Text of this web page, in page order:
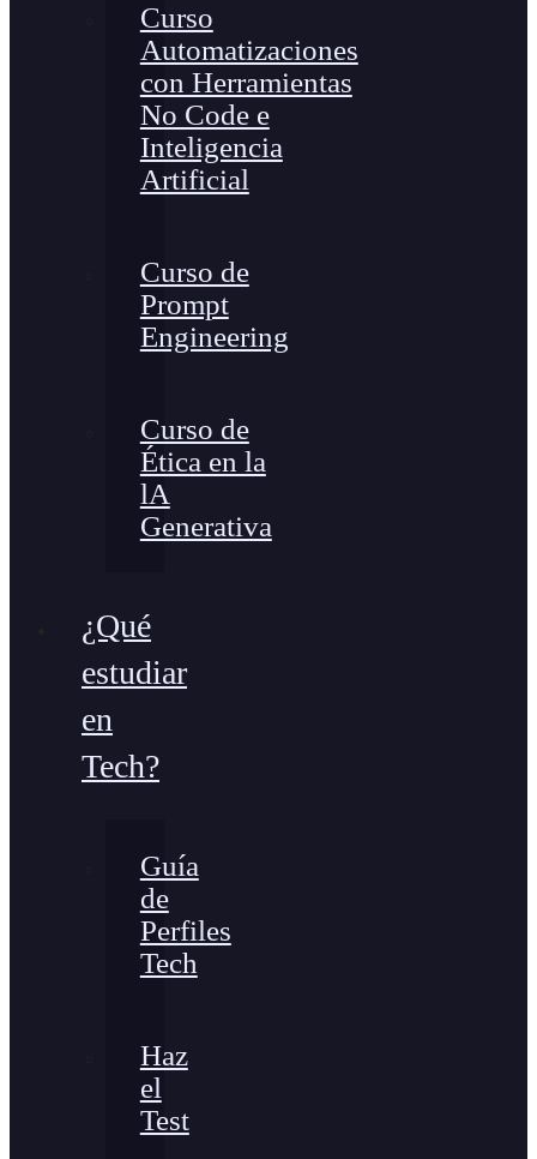
Curso
Automatizaciones
con Herramientas
No Code e
Inteligencia
Artificial
Curso de
Prompt
Engineering
Curso de
Ética en la
lA
Generativa
¿Qué
estudiar
en
Tech?
Guía
de
Perfiles
Tech
Haz
el
Test